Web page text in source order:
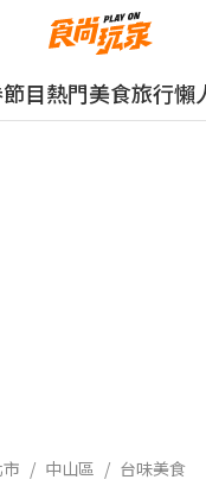
節目熱門美食旅行懶
/ 中山區 / 台味美食